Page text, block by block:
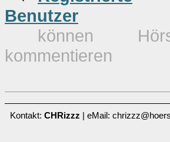
Benutzer
können
kommentieren
Kontakt: CHRizzz | eMail: